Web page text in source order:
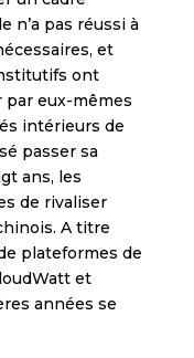
n’a pas réussi à
et
ont
par eux-mêmes
intérieurs de
passer sa
ans, les
de rivaliser
A titre
plateformes de
et
années se